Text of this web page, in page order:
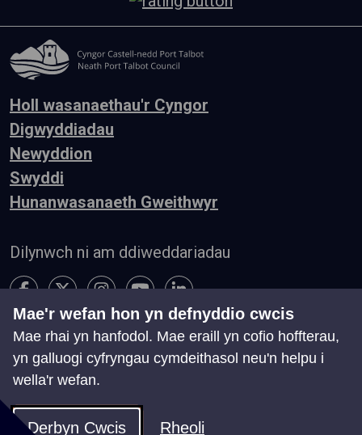
Holl wasanaethau'r Cyngor
Digwyddiadau
Newyddion
Swyddi
Hunanwasanaeth Gweithwyr
Dilynwch ni am ddiweddariadau
Hygyrchedd Telerau ac Amodau
Preifatrwydd
Cysylltu â ni
Chwillio Map o'r Wefan
Mae'r wefan hon yn defnyddio cwcis
Mae rhai yn hanfodol. Mae eraill yn cofio hoffterau,
yn galluogi cyfryngau cymdeithasol neu'n helpu i
wella'r wefan.
Derbyn Cwcis Rheoli